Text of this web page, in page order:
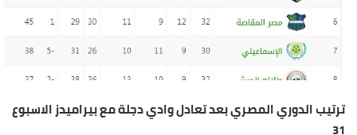
ترتيب الدوري المصري بعد تعادل وادي دجلة مع بيراميدز الاسبوع
31